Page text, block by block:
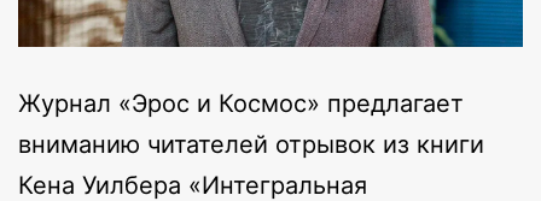
Журнал «Эрос и Космос» предлагает
вниманию читателей отрывок из книги
Кена Уилбера «Интегральная